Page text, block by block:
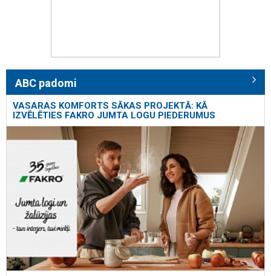
ABC padomi
VASARAS KOMFORTS SĀKAS PROJEKTĀ: KĀ
IZVĒLĒTIES FAKRO JUMTA LOGU PIEDERUMUS